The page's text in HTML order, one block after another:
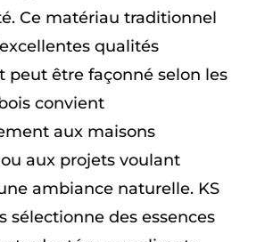
Ce matériau traditionnel
qualités
peut être façonné selon les
convient
aux maisons
aux projets voulant
ambiance naturelle. KS
sélectionne des essences